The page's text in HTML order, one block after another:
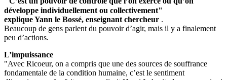
développe individuellement ou collectivement"
explique Yann le Bossé, enseignant chercheur .
Beaucoup de gens parlent du pouvoir d’agir, mais il y a finalement
peu d’actions.
L’impuissance
"Avec Ricoeur, on a compris que une des sources de souffrance
fondamentale de la condition humaine, c’est le sentiment